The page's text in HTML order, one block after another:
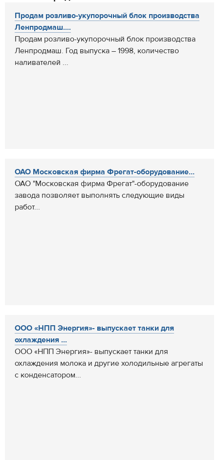
Продам розливо-укупорочный блок производства
Ленпродмаш....
Продам розливо-укупорочный блок производства
Ленпродмаш. Год выпуска – 1998, количество
наливателей ...
ОАО Московская фирма Фрегат-оборудование...
ОАО "Московская фирма Фрегат"-оборудование
завода позволяет выполнять следующие виды
работ...
ООО «НПП Энергия»- выпускает танки для
охлаждения ...
ООО «НПП Энергия»- выпускает танки для
охлаждения молока и другие холодильные агрегаты
с конденсатором...